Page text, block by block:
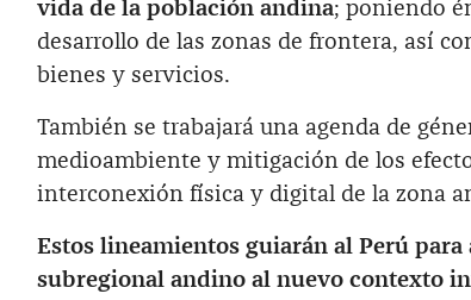
vida de la población andina; poniendo
desarrollo de las zonas de frontera, así
bienes y servicios.
También se trabajará una agenda de
medioambiente y mitigación de los
interconexión física y digital de la zona
Estos lineamientos guiarán al Perú
subregional andino al nuevo contexto